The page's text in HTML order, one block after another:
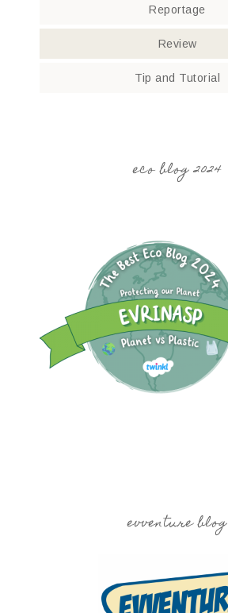
Reportage
Review
Tip and Tutorial
eco blog 2024
evventure blog